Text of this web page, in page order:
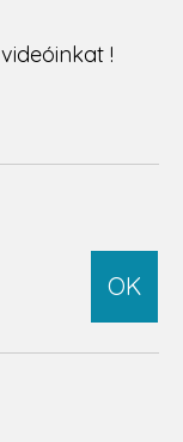
videóinkat !
OK